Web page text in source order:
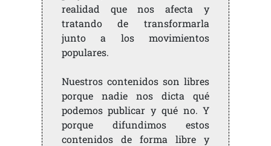
realidad que nos afecta y
tratando de transformarla
junto a los movimientos
populares.
Nuestros contenidos son libres
porque nadie nos dicta qué
podemos publicar y qué no. Y
porque difundimos estos
contenidos de forma libre y